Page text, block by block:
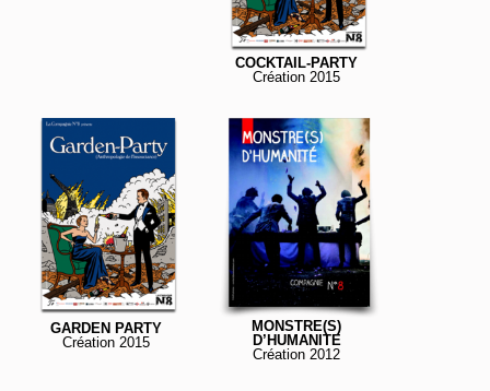
COCKTAIL-PARTY
Création 2015
GARDEN PARTY
Création 2015
MONSTRE(S)
D’HUMANITE
Création 2012